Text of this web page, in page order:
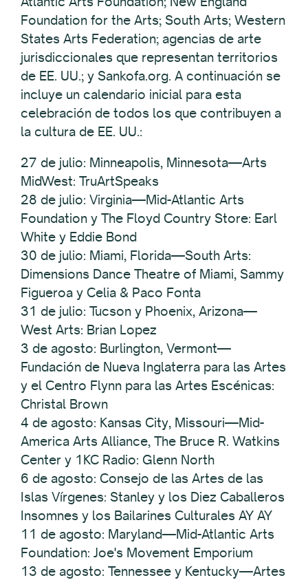
Foundation for the Arts; South Arts; Western
States Arts Federation; agencias de arte
jurisdiccionales que representan territorios
de EE. UU.; y Sankofa.org. A continuación se
incluye un calendario inicial para esta
celebración de todos los que contribuyen a
la cultura de EE. UU.:
27 de julio: Minneapolis, Minnesota—Arts
MidWest: TruArtSpeaks
28 de julio: Virginia—Mid-Atlantic Arts
Foundation y The Floyd Country Store: Earl
White y Eddie Bond
30 de julio: Miami, Florida—South Arts:
Dimensions Dance Theatre of Miami, Sammy
Figueroa y Celia & Paco Fonta
31 de julio: Tucson y Phoenix, Arizona—
West Arts: Brian Lopez
3 de agosto: Burlington, Vermont—
Fundación de Nueva Inglaterra para las Artes
y el Centro Flynn para las Artes Escénicas:
Christal Brown
4 de agosto: Kansas City, Missouri—Mid-
America Arts Alliance, The Bruce R. Watkins
Center y 1KC Radio: Glenn North
6 de agosto: Consejo de las Artes de las
Islas Vírgenes: Stanley y los Diez Caballeros
Insomnes y los Bailarines Culturales AY AY
11 de agosto: Maryland—Mid-Atlantic Arts
Foundation: Joe's Movement Emporium
13 de agosto: Tennessee y Kentucky—Artes